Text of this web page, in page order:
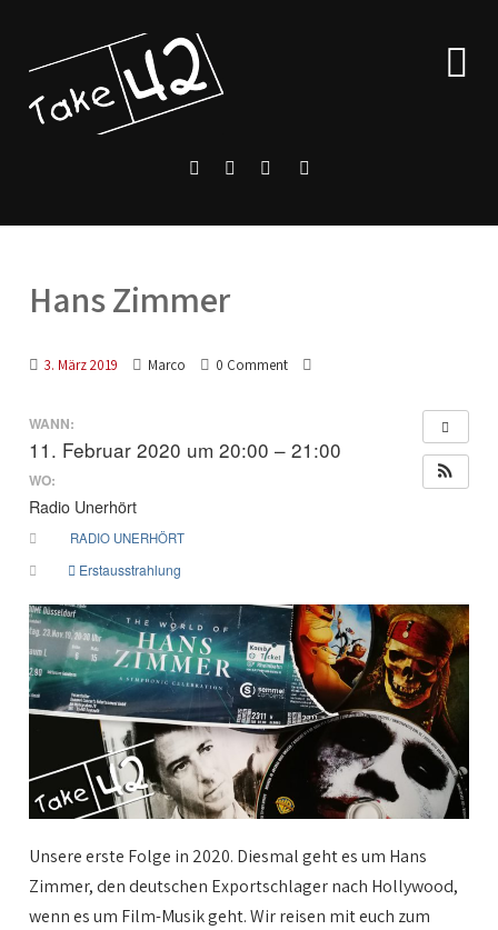
Hans Zimmer
3. März 2019 Marco 0 Comment
WANN:
11. Februar 2020 um 20:00 – 21:00
WO:
Radio Unerhört
RADIO UNERHÖRT
Erstausstrahlung
Unsere erste Folge in 2020. Diesmal geht es um Hans
Zimmer, den deutschen Exportschlager nach Hollywood,
wenn es um Film-Musik geht. Wir reisen mit euch zum